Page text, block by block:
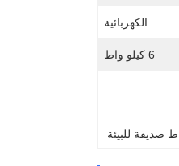
الكهربائية
6 كيلو واط